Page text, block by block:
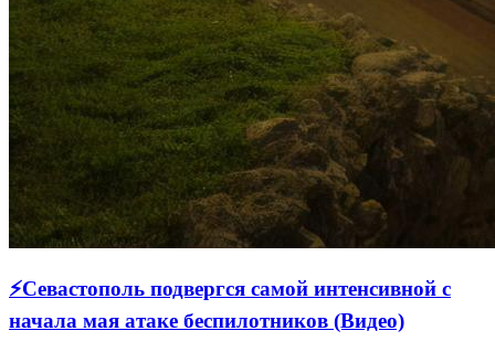
⚡Севастополь подвергся самой интенсивной с
начала мая атаке беспилотников (Видео)